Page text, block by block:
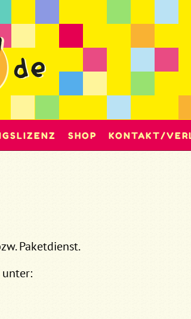
SHOP KONTAKT/
Paketdienst.